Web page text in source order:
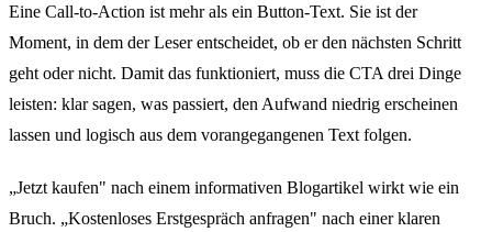
Eine Call-to-Action ist mehr als ein Button-Text. Sie ist der
Moment, in dem der Leser entscheidet, ob er den nächsten Schritt
geht oder nicht. Damit das funktioniert, muss die CTA drei Dinge
leisten: klar sagen, was passiert, den Aufwand niedrig erscheinen
lassen und logisch aus dem vorangegangenen Text folgen.
„Jetzt kaufen" nach einem informativen Blogartikel wirkt wie ein
Bruch. „Kostenloses Erstgespräch anfragen" nach einer klaren